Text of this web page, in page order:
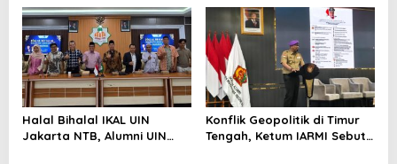
Bertahan di Tengah
Keterbatasan
Halal Bihalal IKAL UIN
Jakarta NTB, Alumni UIN
Konflik Geopolitik di Timur
Tengah, Ketum IARMI Sebut